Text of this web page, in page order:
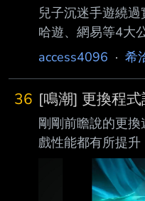
兒子沉迷手遊繞
哈遊、網易等4大
年防沉迷機制
訟，控告騰訊（
（NetEase）、米
娛（37 Interactive
遊戲公司，象徵性
42 元、1.5 美元
為了金錢，而是
access4096 · 希
36 [鳴潮] 更換程
剛剛前瞻說的更
戲性能都有所提升
https://
https://